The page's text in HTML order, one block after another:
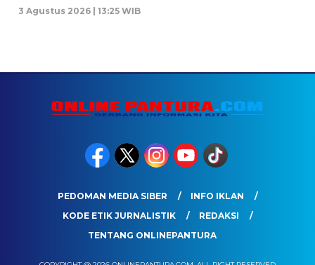
3 Agustus 2026 | 13:25 WIB
PEDOMAN MEDIA SIBER
INFO IKLAN
KODE ETIK JURNALISTIK
REDAKSI
TENTANG ONLINEPANTURA